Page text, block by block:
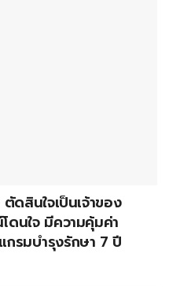
ดสินใจเป็นเจ้าของ
ดนใจ มีความคุ้มค่า
รมบำรุงรักษา 7 ปี